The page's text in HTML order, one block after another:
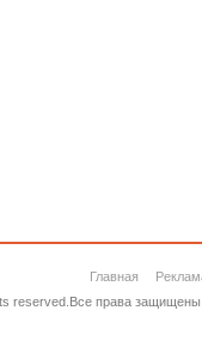
Главная
reserved.Все права защищены.